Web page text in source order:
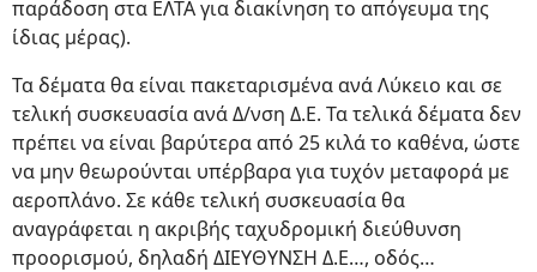
παράδοση στα ΕΛΤΑ για διακίνηση το απόγευμα της
ίδιας μέρας).
Τα δέματα θα είναι πακεταρισμένα ανά Λύκειο και σε
τελική συσκευασία ανά Δ/νση Δ.Ε. Τα τελικά δέματα δεν
πρέπει να είναι βαρύτερα από 25 κιλά το καθένα, ώστε
να μην θεωρούνται υπέρβαρα για τυχόν μεταφορά με
αεροπλάνο. Σε κάθε τελική συσκευασία θα
αναγράφεται η ακριβής ταχυδρομική διεύθυνση
προορισμού, δηλαδή ΔΙΕΥΘΥΝΣΗ Δ.Ε…, οδός…